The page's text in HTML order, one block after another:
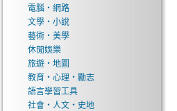
電腦‧網路
文學‧小說
藝術‧美學
休閒娛樂
旅遊‧地圖
教育‧心理‧勵志
語言學習工具
社會‧人文‧史地